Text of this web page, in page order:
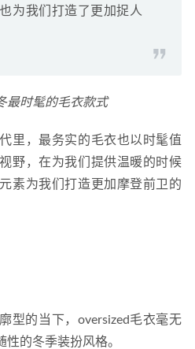
为我们打造了更加捉人
最时髦的毛衣款式
里，最务实的毛衣也以时髦值
野，在为我们提供温暖的时候
素为我们打造更加摩登前卫的
型的当下，oversized毛衣毫无
的冬季装扮风格。
儿上脚耐克 x PS5联名Dunk倒
2021-05-07